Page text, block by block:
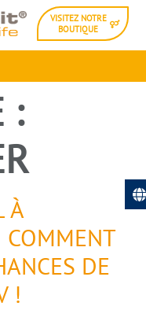
VISITEZ NOTRE
BOUTIQUE
:
À
COMMENT
DE
!